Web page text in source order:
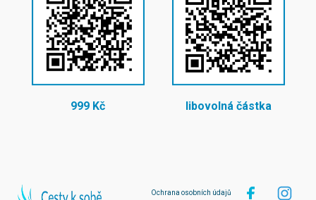
999 Kč libovolná částka
Ochrana osobních údajů